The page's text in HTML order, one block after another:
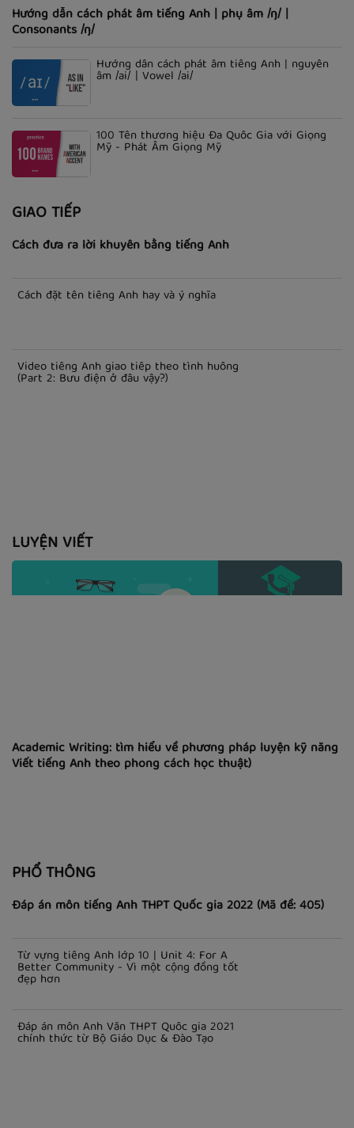
Hướng dẫn cách phát âm tiếng Anh | phụ âm /ŋ/ |
Consonants /ŋ/
Hướng dẫn cách phát âm tiếng Anh | nguyên
âm /ai/ | Vowel /ai/
100 Tên thương hiệu Đa Quốc Gia với Giọng
Mỹ - Phát Âm Giọng Mỹ
GIAO TIẾP
Cách đưa ra lời khuyên bằng tiếng Anh
Cách đặt tên tiếng Anh hay và ý nghĩa
Video tiếng Anh giao tiếp theo tình huống
(Part 2: Bưu điện ở đâu vậy?)
LUYỆN VIẾT
Academic Writing: tìm hiểu về phương pháp luyện kỹ năng
Viết tiếng Anh theo phong cách học thuật)
PHỔ THÔNG
Đáp án môn tiếng Anh THPT Quốc gia 2022 (Mã đề: 405)
Từ vựng tiếng Anh lớp 10 | Unit 4: For A
Better Community - Vì một cộng đồng tốt
đẹp hơn
Đáp án môn Anh Văn THPT Quốc gia 2021
chính thức từ Bộ Giáo Dục & Đào Tạo